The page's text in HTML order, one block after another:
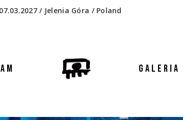
07.03.2027 / Jelenia Góra / Poland
GALERIA